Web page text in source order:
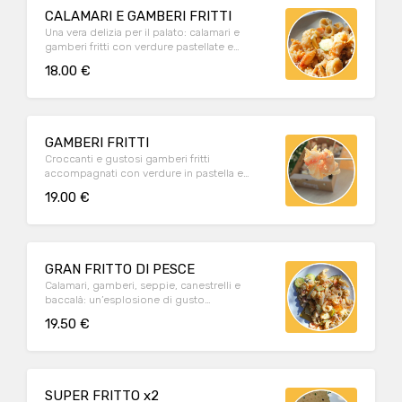
CALAMARI E GAMBERI FRITTI
Una vera delizia per il palato: calamari e
gamberi fritti con verdure pastellate e
18.00 €
GAMBERI FRITTI
Croccanti e gustosi gamberi fritti
accompagnati con verdure in pastella e
19.00 €
GRAN FRITTO DI PESCE
Calamari, gamberi, seppie, canestrelli e
baccalà: un’esplosione di gusto
morbida polenta bianca
19.50 €
SUPER FRITTO x2